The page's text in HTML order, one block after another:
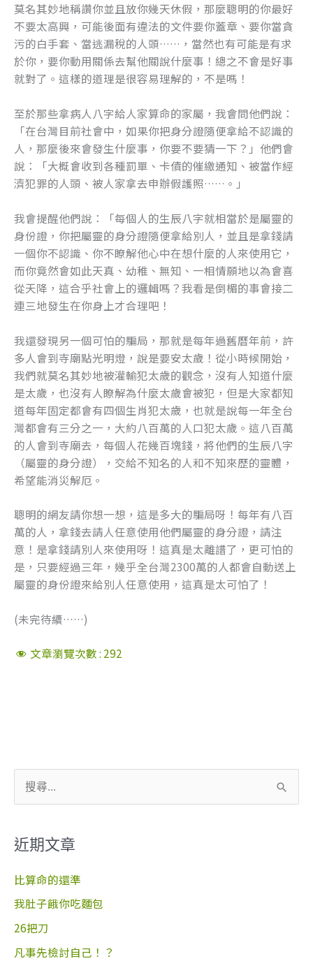
莫名其妙地稱讚你並且放你幾天休假，那麼聰明的你最好
不要太高興，可能後面有違法的文件要你蓋章、要你當貪
污的白手套、當逃漏稅的人頭……，當然也有可能是有求
於你，要你動用關係去幫他關說什麼事！總之不會是好事
就對了。這樣的道理是很容易理解的，不是嗎！
至於那些拿病人八字給人家算命的家屬，我會問他們說：
「在台灣目前社會中，如果你把身分證隨便拿給不認識的
人，那麼後來會發生什麼事，你要不要猜一下？」他們會
說：「大概會收到各種罰單、卡債的催繳通知、被當作經
濟犯罪的人頭、被人家拿去申辦假護照……。」
我會提醒他們說：「每個人的生辰八字就相當於是屬靈的
身份證，你把屬靈的身分證隨便拿給別人，並且是拿錢請
一個你不認識、你不瞭解他心中在想什麼的人來使用它，
而你竟然會如此天真、幼稚、無知、一相情願地以為會喜
從天降，這合乎社會上的邏輯嗎？我看是倒楣的事會接二
連三地發生在你身上才合理吧！
我還發現另一個可怕的騙局，那就是每年過舊曆年前，許
多人會到寺廟點光明燈，說是要安太歲！從小時候開始，
我們就莫名其妙地被灌輸犯太歲的觀念，沒有人知道什麼
是太歲，也沒有人瞭解為什麼太歲會被犯，但是大家都知
道每年固定都會有四個生肖犯太歲，也就是說每一年全台
灣都會有三分之一，大約八百萬的人口犯太歲。這八百萬
的人會到寺廟去，每個人花幾百塊錢，將他們的生辰八字
（屬靈的身分證），交給不知名的人和不知來歷的靈體，
希望能消災解厄。
聰明的網友請你想一想，這是多大的騙局呀！每年有八百
萬的人，拿錢去請人任意使用他們屬靈的身分證，請注
意！是拿錢請別人來使用呀！這真是太離譜了，更可怕的
是，只要經過三年，幾乎全台灣2300萬的人都會自動送上
屬靈的身份證來給別人任意使用，這真是太可怕了！
(未完待續……)
文章瀏覽次數 : 292
尋
鍵
字
:
近期文章
比算命的還準
我肚子餓你吃麵包
26把刀
凡事先檢討自己！？